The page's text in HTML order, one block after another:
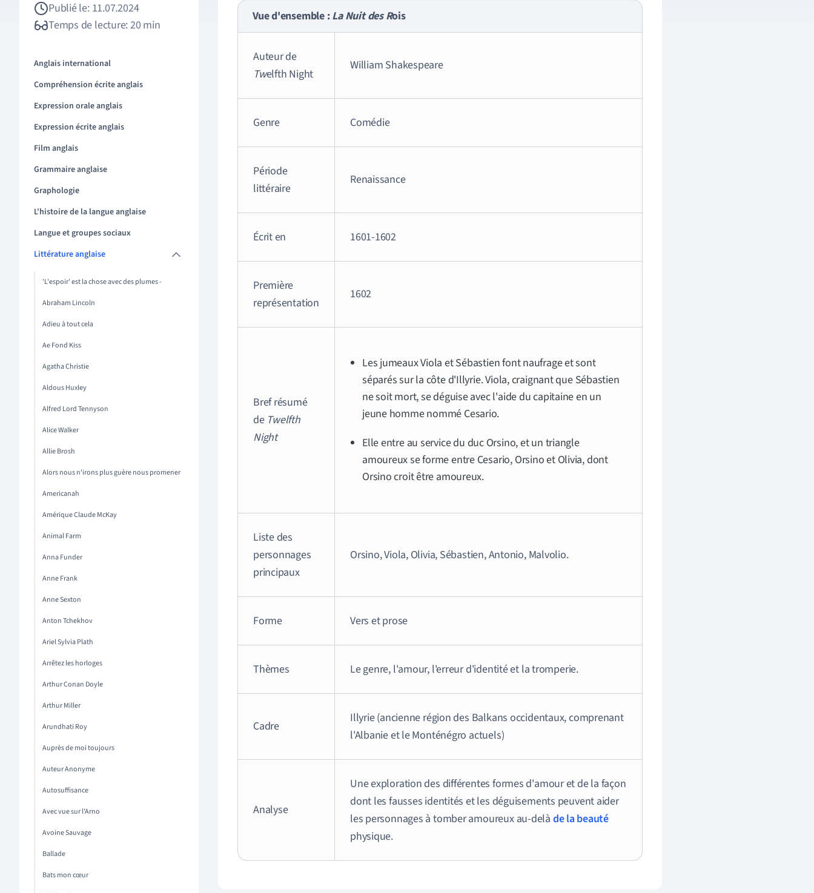
Publié le: 11.07.2024
Temps de lecture: 20 min
Anglais international
Compréhension écrite anglais
Expression orale anglais
Expression écrite anglais
Film anglais
Grammaire anglaise
Graphologie
L'histoire de la langue anglaise
Langue et groupes sociaux
Littérature anglaise
'L'espoir' est la chose avec des plumes -
Abraham Lincoln
Adieu à tout cela
Ae Fond Kiss
Agatha Christie
Aldous Huxley
Alfred Lord Tennyson
Alice Walker
Allie Brosh
Alors nous n'irons plus guère nous promener
Americanah
Amérique Claude McKay
Animal Farm
Anna Funder
Anne Frank
Anne Sexton
Anton Tchekhov
Ariel Sylvia Plath
Arrêtez les horloges
Arthur Conan Doyle
Arthur Miller
Arundhati Roy
Auprès de moi toujours
Auteur Anonyme
Autosuffisance
Avec vue sur l'Arno
Avoine Sauvage
Ballade
Bats mon cœur
Vue d'ensemble :La Nuit des Rois
Auteur de
Twelfth Night
William Shakespeare
Genre Comédie
Période
littéraire
Renaissance
Écrit en 1601-1602
Première
représentation
1602
Bref résumé
de Twelfth
Night
Les jumeaux Viola et Sébastien font naufrage et sont
séparés sur la côte d'Illyrie. Viola, craignant que Sébastien
ne soit mort, se déguise avec l'aide du capitaine en un
jeune homme nommé Cesario.
Elleentre au service du duc Orsino, et un triangle
amoureux se forme entre Cesario, Orsino et Olivia, dont
Orsino croit être amoureux.
Liste des
personnages
principaux
Orsino, Viola, Olivia, Sébastien, Antonio, Malvolio.
Forme Vers et prose
Thèmes Le genre, l'amour, l'erreur d'identité et la tromperie.
Cadre
Illyrie (ancienne région des Balkans occidentaux, comprenant
l'Albanie et le Monténégro actuels)
Analyse
Une exploration des différentes formes d'amour et de la façon
dont les fausses identités et les déguisements peuvent aider
les personnages à tomber amoureux au-delà de la beauté
physique.